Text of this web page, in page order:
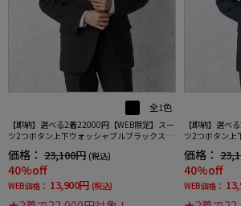
全1色
【即納】選べる2着22000円【WEB限定】スー
ツ2つボタン上下ウォッシャブルブラックスト
価格： 23,100円 (税込)
40%off
WEB価格： 13,900円 (税込)
【即納】選べ
ツ2つボタン上
価格：
40%off
WEB価格：